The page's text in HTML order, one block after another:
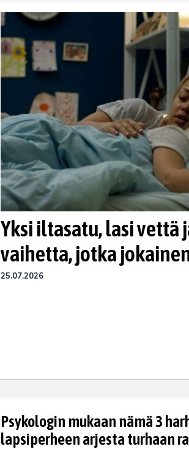
Yksi iltasatu, lasi vettä
vaihetta, jotka
25.07.2026
Psykologin mukaan nämä 3
lapsiperheen arjesta turhaan